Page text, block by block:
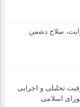
سلاح دشمن
تحلیلی و اجرایی
اسلامی